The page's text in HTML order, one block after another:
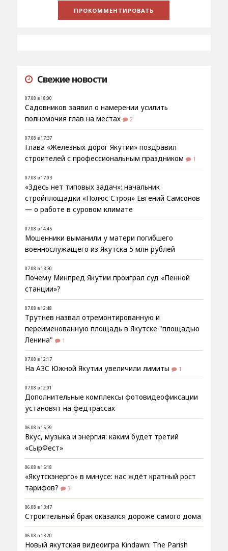
Свежие новости
07.08 в 18:00
Садовников заявил о намерении усилить
полномочия глав на местах
2
07.08 в 17:37
Глава «Железных дорог Якутии» поздравил
строителей с профессиональным праздником
1
07.08 в 17:03
«Здесь нет типовых задач»: начальник
стройплощадки «Полюс Строя» Евгений Самсонов
— о работе в суровом климате
07.08 в 14:45
Мошенники выманили у матери погибшего
военнослужащего из Якутска 5 млн рублей
07.08 в 13:30
Почему Минпред Якутии проиграл суд «Пенной
станции»?
07.08 в 12:48
Трутнев назвал отремонтированную и
переименованную площадь в Якутске "площадью
Ленина"
1
07.08 в 12:17
На АЗС Южной Якутии увеличили лимиты 1
07.08 в 12:01
Дополнительные комплексы фотовидеофиксации
установят на федтрассах
06.08 в 15:39
Вкус, музыка и энергия: каким будет третий
«СырФест»
06.08 в 15:18
«Якутскэнерго» в минусе: нас ждёт кратный рост
тарифов?
3
06.08 в 13:47
Строительный брак оказался дороже самого дома
06.08 в 13:20
Новый якутская видеоигра Kindawn: The Parish